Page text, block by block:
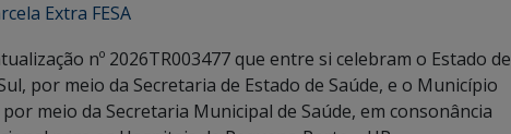
Extra FESA
nº 2026TR003477 que entre si celebram o Estado de
por meio da Secretaria de Estado de Saúde, e o Município
meio da Secretaria Municipal de Saúde, em consonância